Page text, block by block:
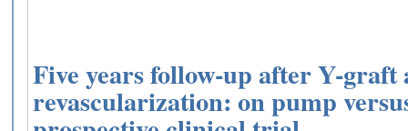
Five years follow-up after Y-
revascularization: on pump